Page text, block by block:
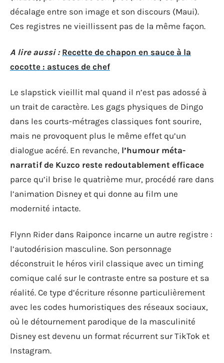
décalage entre son image et son discours (Maui).
Ces registres ne vieillissent pas de la même façon.
A lire aussi : Recette de chapon en sauce à la
cocotte : astuces de chef
Le slapstick vieillit mal quand il n’est pas adossé à
un trait de caractère. Les gags physiques de Dingo
dans les courts-métrages classiques font sourire,
mais ne provoquent plus le même effet qu’un
dialogue acéré. En revanche, l’humour méta-
narratif de Kuzco reste redoutablement efficace
parce qu’il brise le quatrième mur, procédé rare dans
l’animation Disney et qui donne au film une
modernité intacte.
Flynn Rider dans Raiponce incarne un autre registre :
l’autodérision masculine. Son personnage
déconstruit le héros viril classique avec un timing
comique calé sur le contraste entre sa posture et sa
réalité. Ce type d’écriture résonne particulièrement
avec les codes humoristiques des réseaux sociaux,
où le détournement parodique de la masculinité
Disney est devenu un format récurrent sur TikTok et
Instagram.